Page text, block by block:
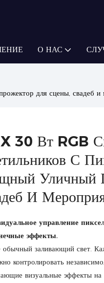
О НАС
для сцены, свадеб и
30 Вт RGB
С
Уличный
И
управление
эффекты.
обычный заливающий свет.
контролировать
визуальные эффекты на